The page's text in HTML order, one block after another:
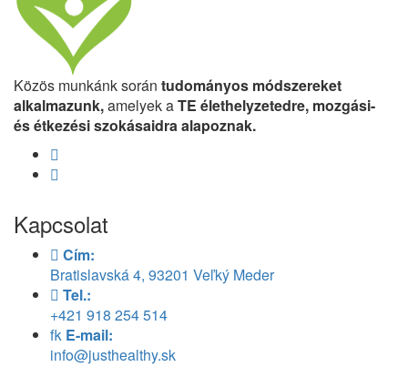
Közös munkánk során tudományos módszereket
alkalmazunk,amelyek aTE élethelyzetedre, mozgási-
és étkezési szokásaidra alapoznak.
Kapcsolat
Cím:
Bratislavská 4, 93201 Veľký Meder
Tel.:
+421 918 254 514
E-mail:
info@justhealthy.sk